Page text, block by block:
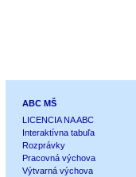
ABC MŠ
LICENCIA NA ABC
Interaktívna tabuľa
Rozprávky
Pracovná výchova
Výtvarná výchova